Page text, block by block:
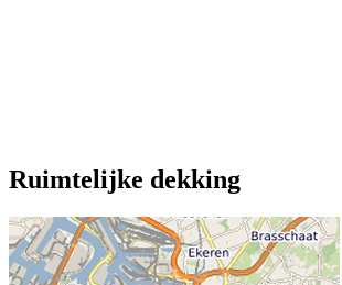
Ruimtelijke dekking